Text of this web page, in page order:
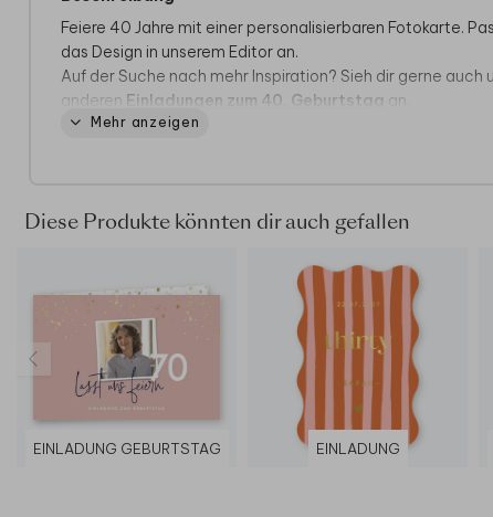
Feiere 40 Jahre mit einer personalisierbaren Fotokarte.
das Design in unserem Editor an.
Auf der Suche nach mehr Inspiration? Sieh dir gerne auch
anderen Einladungen zum 40. Geburtstag an.
Mehr anzeigen
Diese Produkte könnten dir auch gefallen
EINLADUNG GEBURTSTAG EINLADUNG